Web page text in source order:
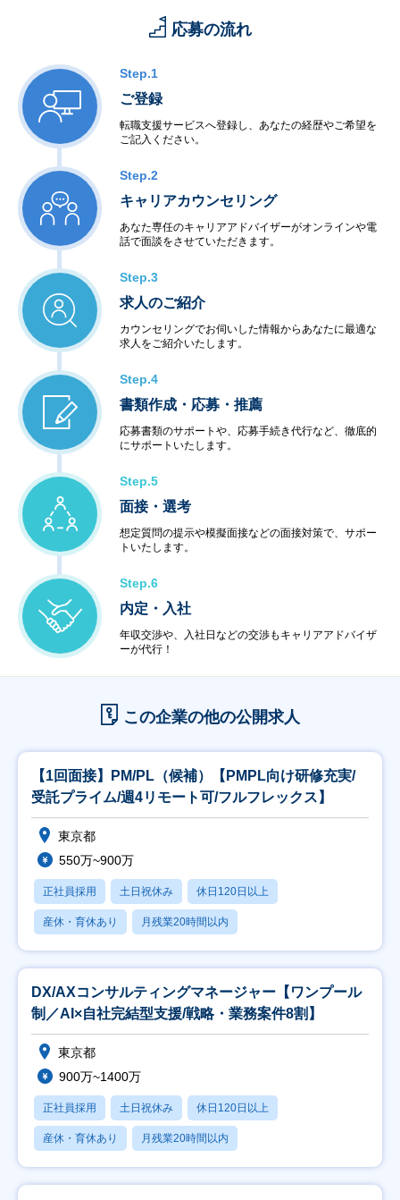
応募の流れ
Step.1
ご登録
転職支援サービスへ登録し、あなたの経歴やご希望を
ご記入ください。
Step.2
キャリアカウンセリング
あなた専任のキャリアアドバイザーがオンラインや電
話で面談をさせていただきます。
Step.3
求人のご紹介
カウンセリングでお伺いした情報からあなたに最適な
求人をご紹介いたします。
Step.4
書類作成・応募・推薦
応募書類のサポートや、応募手続き代行など、徹底的
にサポートいたします。
Step.5
面接・選考
想定質問の提示や模擬面接などの面接対策で、サポー
トいたします。
Step.6
内定・入社
年収交渉や、入社日などの交渉もキャリアアドバイザ
ーが代行！
この企業の他の公開求人
【1回面接】PM/PL（候補）【PMPL向け研修充実/
受託プライム/週4リモート可/フルフレックス】
東京都
550万~900万
正社員採用 土日祝休み 休日120日以上
産休・育休あり 月残業20時間以内
DX/AXコンサルティングマネージャー【ワンプール
制／AI×自社完結型支援/戦略・業務案件8割】
東京都
900万~1400万
正社員採用 土日祝休み 休日120日以上
産休・育休あり 月残業20時間以内